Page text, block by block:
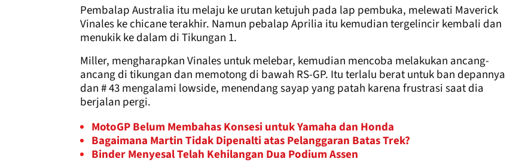
Pembalap Australia itu melaju ke urutan ketujuh pada lap pembuka, melewati Maverick
Vinales ke chicane terakhir. Namun pebalap Aprilia itu kemudian tergelincir kembali dan
menukik ke dalam di Tikungan 1.
Miller, mengharapkan Vinales untuk melebar, kemudian mencoba melakukan ancang-
ancang di tikungan dan memotong di bawah RS-GP. Itu terlalu berat untuk ban depannya
dan # 43 mengalami lowside, menendang sayap yang patah karena frustrasi saat dia
berjalan pergi.
MotoGP Belum Membahas Konsesi untuk Yamaha dan Honda
Bagaimana Martin Tidak Dipenalti atas Pelanggaran Batas Trek?
Binder Menyesal Telah Kehilangan Dua Podium Assen